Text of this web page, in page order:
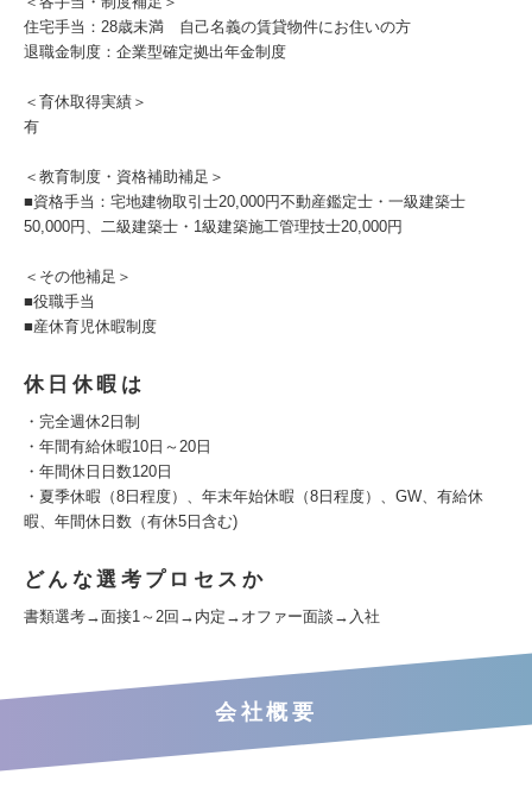
住宅手当：28歳未満 自己名義の賃貸物件にお住いの方
退職金制度：企業型確定拠出年金制度
＜育休取得実績＞
有
＜教育制度・資格補助補足＞
■資格手当：宅地建物取引士20,000円不動産鑑定士・一級建築士
50,000円、二級建築士・1級建築施工管理技士20,000円
＜その他補足＞
■役職手当
■産休育児休暇制度
休日休暇は
・完全週休2日制
・年間有給休暇10日～20日
・年間休日日数120日
・夏季休暇（8日程度）、年末年始休暇（8日程度）、GW、有給休
暇、年間休日数（有休5日含む)
どんな選考プロセスか
書類選考→面接1～2回→内定→オファー面談→入社
会社概要